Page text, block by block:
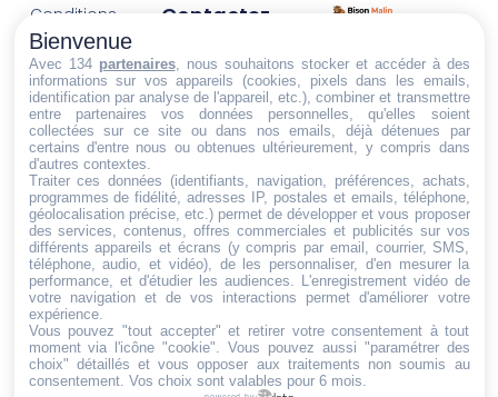
Trouvez ce qu'il vous faut,
au bon endroit
Conditions
générales
de vente
Politique de
cookies
Politique de
confidentialité
Mentions
légales
Conditions de
retour et de
remboursement
Droit de
rétractation
Contactez-
Email:
dt@sasbms.fr
Bienvenue
Avec 134 partenaires, nous souhaitons stocker et accéder à des
informations sur vos appareils (cookies, pixels dans les emails,
identification par analyse de l'appareil, etc.), combiner et transmettre
entre partenaires vos données personnelles, qu'elles soient
collectées sur ce site ou dans nos emails, déjà détenues par
certains d'entre nous ou obtenues ultérieurement, y compris dans
d'autres contextes.
Traiter ces données (identifiants, navigation, préférences, achats,
programmes de fidélité, adresses IP, postales et emails, téléphone,
géolocalisation précise, etc.) permet de développer et vous proposer
des services, contenus, offres commerciales et publicités sur vos
différents appareils et écrans (y compris par email, courrier, SMS,
téléphone, audio, et vidéo), de les personnaliser, d'en mesurer la
performance, et d'étudier les audiences. L'enregistrement vidéo de
votre navigation et de vos interactions permet d'améliorer votre
expérience.
Vous pouvez "tout accepter" et retirer votre consentement à tout
moment via l'icône "cookie" . Vous pouvez aussi "paramétrer des
choix" détaillés et vous opposer aux traitements non soumis au
consentement. Vos choix sont valables pour 6 mois.